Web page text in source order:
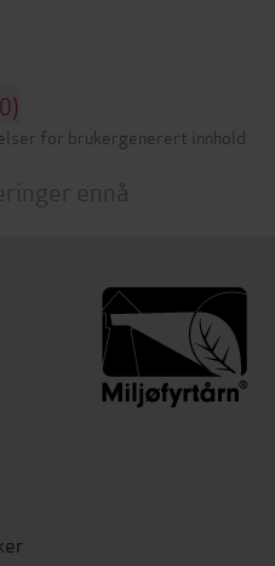
for brukergenerert innhold
ennå